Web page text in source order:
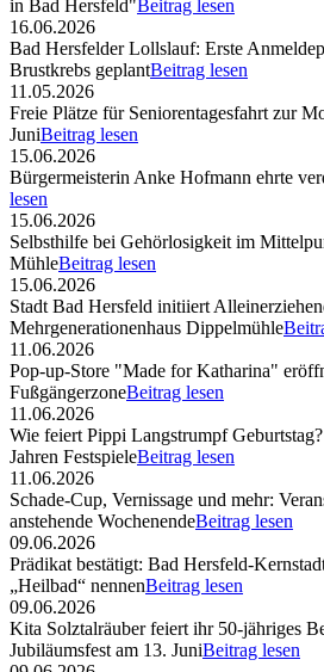
in Bad Hersfeld"Beitrag lesen
16.06.2026
Bad Hersfelder Lollslauf: Erste
Brustkrebs geplantBeitrag lesen
11.05.2026
Freie Plätze für Seniorentagesfahrt zur
JuniBeitrag lesen
15.06.2026
Bürgermeisterin Anke Hofmann ehrte
lesen
15.06.2026
Selbsthilfe bei Gehörlosigkeit im
MühleBeitrag lesen
15.06.2026
Stadt Bad Hersfeld initiiert
Mehrgenerationenhaus Dippelmühle
11.06.2026
Pop-up-Store "Made for Katharina"
FußgängerzoneBeitrag lesen
11.06.2026
Wie feiert Pippi Langstrumpf
Jahren FestspieleBeitrag lesen
11.06.2026
Schade-Cup, Vernissage und mehr:
anstehende WochenendeBeitrag lesen
09.06.2026
Prädikat bestätigt: Bad Hersfeld-
„Heilbad“ nennenBeitrag lesen
09.06.2026
Kita Solztalräuber feiert ihr 50-jähriges
Jubiläumsfest am 13. JuniBeitrag lesen